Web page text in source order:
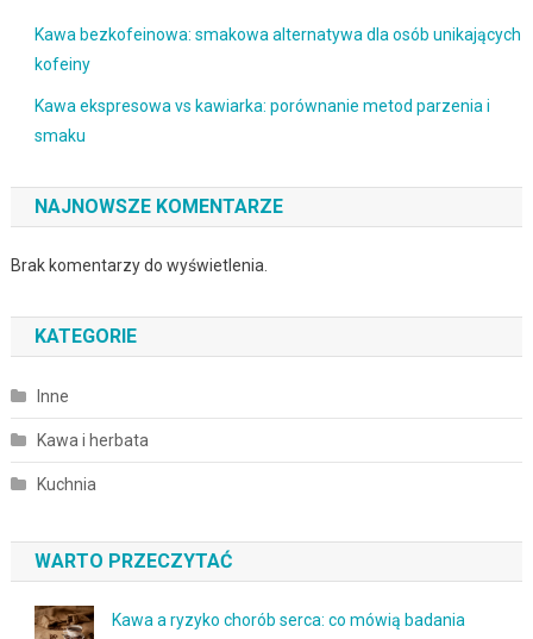
Kawa bezkofeinowa: smakowa alternatywa dla osób unikających
kofeiny
Kawa ekspresowa vs kawiarka: porównanie metod parzenia i
smaku
NAJNOWSZE KOMENTARZE
Brak komentarzy do wyświetlenia.
KATEGORIE
Inne
Kawa i herbata
Kuchnia
WARTO PRZECZYTAĆ
Kawa a ryzyko chorób serca: co mówią badania